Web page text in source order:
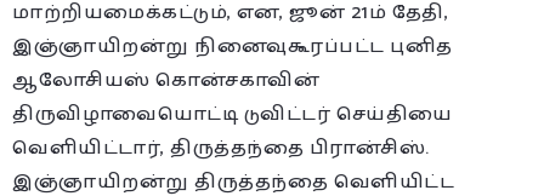
மாற்றியமைக்கட்டும், என, ஜூன் 21ம் தேதி,
இஞ்ஞாயிறன்று நினைவுகூரப்பட்ட புனித
ஆலோசியஸ் கொன்சகாவின்
திருவிழாவையொட்டி டுவிட்டர் செய்தியை
வெளியிட்டார், திருத்தந்தை பிரான்சிஸ்.
இஞ்ஞாயிறன்று திருத்தந்தை வெளியிட்ட